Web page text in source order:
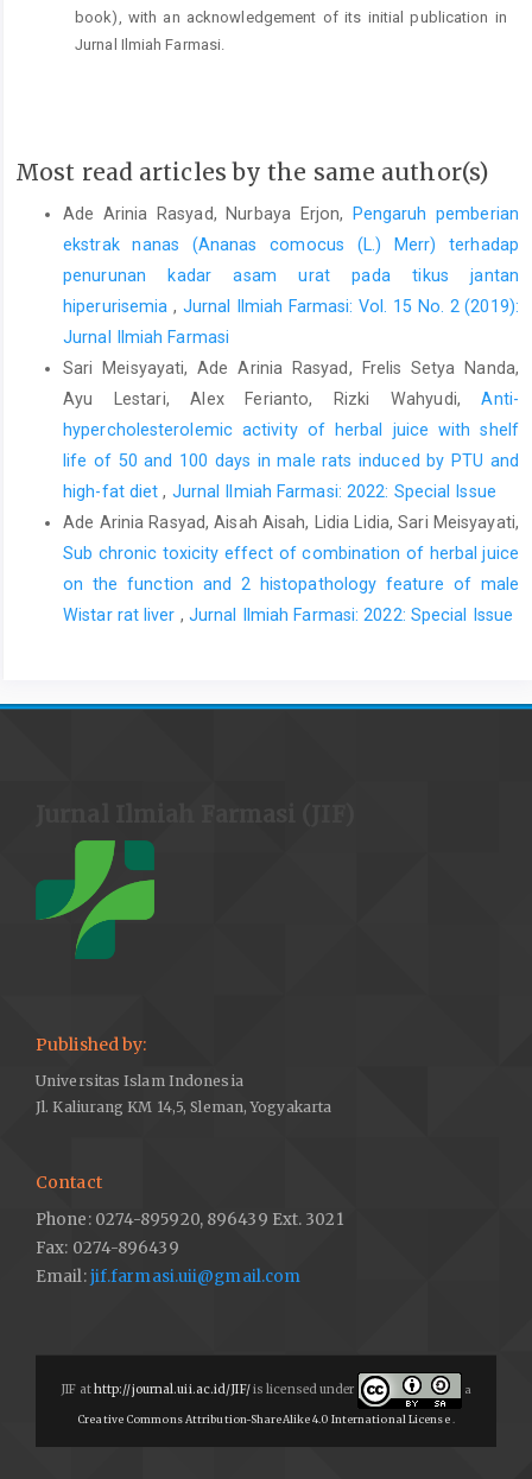
book), with an acknowledgement of its initial publication in
Jurnal Ilmiah Farmasi.
Most read articles by the same author(s)
Ade Arinia Rasyad, Nurbaya Erjon,
Pengaruh pemberian
ekstrak nanas (Ananas comocus (L.) Merr) terhadap
penurunan kadar asam urat pada tikus jantan
hiperurisemia , Jurnal Ilmiah Farmasi: Vol. 15 No. 2 (2019):
Jurnal Ilmiah Farmasi
Sari Meisyayati, Ade Arinia Rasyad, Frelis Setya Nanda,
Ayu Lestari, Alex Ferianto, Rizki Wahyudi,Anti-
hypercholesterolemic activity of herbal juice with shelf
life of 50 and 100 days in male rats induced by PTU and
high-fat diet, Jurnal Ilmiah Farmasi: 2022: Special Issue
Ade Arinia Rasyad, Aisah Aisah, Lidia Lidia, Sari Meisyayati,
Sub chronic toxicity effect of combination of herbal juice
on the function and 2 histopathology feature of male
Wistar rat liver , Jurnal Ilmiah Farmasi: 2022: Special Issue
Published by:
Universitas Islam Indonesia
Jl. Kaliurang KM 14,5, Sleman, Yogyakarta
Contact
Phone: 0274-895920, 896439 Ext. 3021
Fax: 0274-896439
Email:jif.farmasi.uii@gmail.com
JIF athttp://journal.uii.ac.id/JIF/is licensed under a
Creative Commons Attribution-ShareAlike 4.0 International License